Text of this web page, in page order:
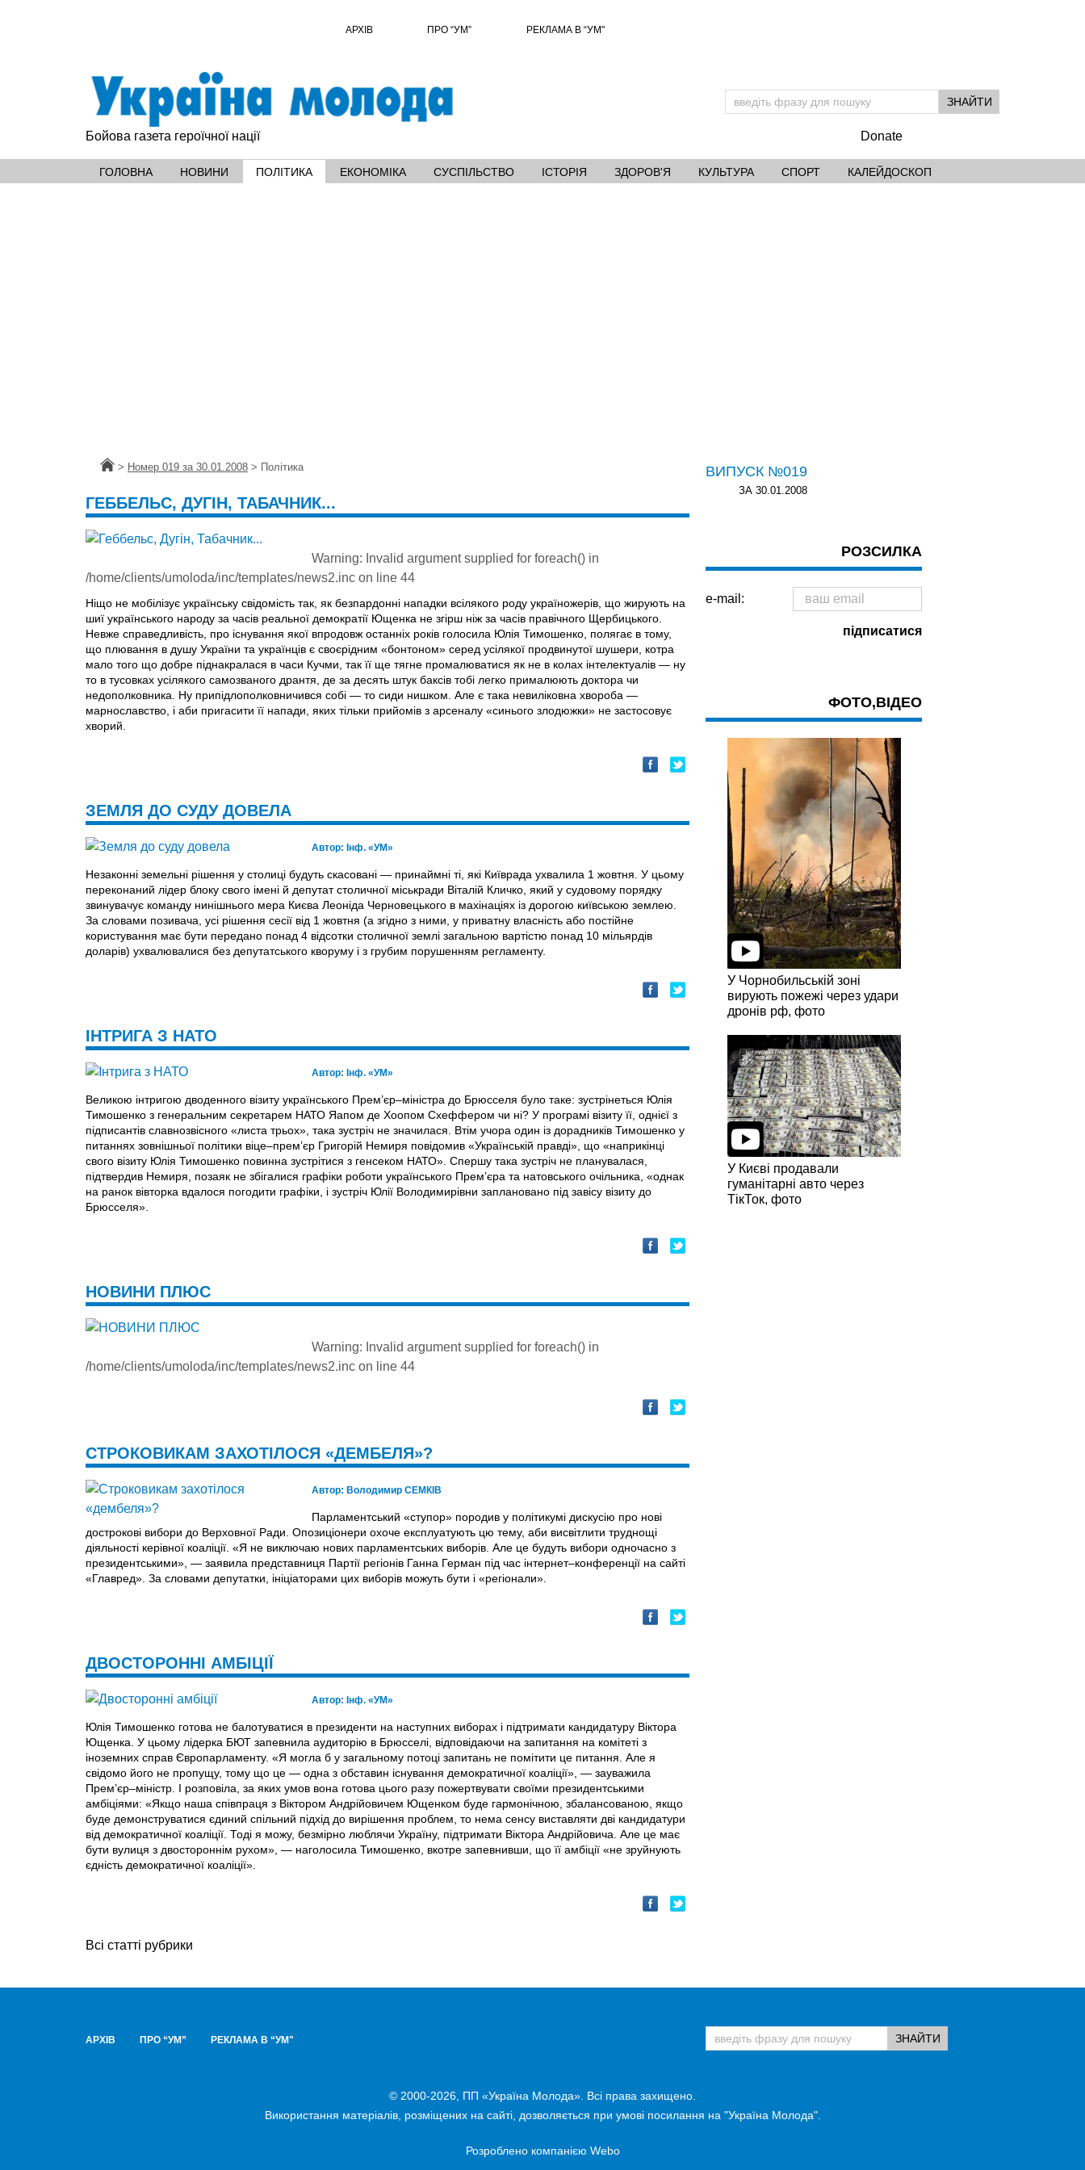
АРХІВ ПРО “УМ” РЕКЛАМА В “УМ"
Бойова газета героїчної нації Donate
ГОЛОВНА НОВИНИ ПОЛІТИКА ЕКОНОМІКА СУСПІЛЬСТВО ІСТОРІЯ ЗДОРОВ'Я КУЛЬТУРА СПОРТ КАЛЕЙДОСКОП
Головна
> Номер 019 за 30.01.2008 > Політика
ГЕББЕЛЬС, ДУГІН, ТАБАЧНИК...
Warning: Invalid argument supplied for foreach() in
/home/clients/umoloda/inc/templates/news2.inc on line 44
Ніщо не мобілізує українську свідомість так, як безпардонні нападки всілякого роду україножерів, що жирують на
шиї українського народу за часів реальної демократії Ющенка не згірш ніж за часів правічного Щербицького.
Невже справедливість, про існування якої впродовж останніх років голосила Юлія Тимошенко, полягає в тому,
що плювання в душу України та українців є своєрідним «бонтоном» серед усілякої продвинутої шушери, котра
мало того що добре піднакралася в часи Кучми, так її ще тягне промалюватися як не в колах інтелектуалів — ну
то в тусовках усілякого самозваного дрантя, де за десять штук баксів тобі легко прималюють доктора чи
недополковника. Ну припідлополковничився собі — то сиди нишком. Але є така невиліковна хвороба —
марнославство, і аби пригасити її напади, яких тільки прийомів з арсеналу «синього злодюжки» не застосовує
хворий.
ЗЕМЛЯ ДО СУДУ ДОВЕЛА
Автор: Інф. «УМ»
Незаконні земельні рішення у столиці будуть скасовані — принаймні ті, які Київрада ухвалила 1 жовтня. У цьому
переконаний лідер блоку свого імені й депутат столичної міськради Віталій Кличко, який у судовому порядку
звинувачує команду нинішнього мера Ки­єва Леоніда Черновецького в махінаціях із дорогою київською землею.
За словами позивача, усі рішення сесії від 1 жовтня (а згідно з ними, у приватну власність або постійне
користування має бути передано понад 4 відсотки столичної землі загальною вартістю понад 10 мільярдів
доларів) ухвалювалися без депутатського кворуму і з грубим порушенням регламенту.
ІНТРИГА З НАТО
Автор: Інф. «УМ»
Великою інтригою дводенного візиту українського Прем’єр–міністра до Брюсселя було таке: зустрінеться Юлія
Ти­мошенко з генеральним секретарем НАТО Яапом де Хоопом Схеффером чи ні? У програмі візиту її, однієї з
підписантів славнозвісного «листа трьох», така зустріч не значилася. Втім учора один із дорадників Тимошенко у
питаннях зовнішньої політики віце–прем’єр Григорій Немиря повідомив «Українській правді», що «наприкінці
свого візиту Юлія Тимошенко повинна зустрітися з генсеком НАТО». Спершу така зустріч не планувалася,
підтвердив Немиря, позаяк не збігалися графіки роботи українського Прем’єра та натовського очільника, «однак
на ранок вівторка вдалося погодити графіки, і зустріч Юлії Володимирівни заплановано під завісу візиту до
Брюсселя».
НОВИНИ ПЛЮС
Warning: Invalid argument supplied for foreach() in
/home/clients/umoloda/inc/templates/news2.inc on line 44
СТРОКОВИКАМ ЗАХОТІЛОСЯ «ДЕМБЕЛЯ»?
Автор: Володимир СЕМКІВ
Парламентський «ступор» породив у політикумі дискусію про нові
дострокові вибори до Верховної Ради. Опозиціонери охоче експлуатують цю тему, аби висвітлити труднощі
діяльності керівної коаліції. «Я не виключаю нових парламентських виборів. Але це будуть вибори одночасно з
президентськими», — заявила представниця Партії регіонів Ганна Герман під час інтернет–конференції на сайті
«Главред». За словами депутатки, ініціаторами цих виборів можуть бути і «регіонали».
ДВОСТОРОННІ АМБІЦІЇ
Автор: Інф. «УМ»
Юлія Тимошенко готова не балотуватися в президенти на наступних виборах і підтримати кандидатуру Віктора
Ющенка. У цьому лідерка БЮТ запевнила аудиторію в Брюсселі, відповідаючи на запитання на комітеті з
іноземних справ Європарламенту. «Я могла б у загальному потоці запитань не помітити це питання. Але я
свідомо його не пропущу, тому що це — одна з обставин існування демократичної коаліції», — зауважила
Прем’єр–міністр. І розповіла, за яких умов вона готова цього разу пожертвувати своїми президентськими
амбіціями: «Якщо наша співпраця з Віктором Андрійовичем Ющенком буде гармонічною, збалансованою, якщо
буде демонструватися єдиний спільний підхід до вирішення проблем, то нема сенсу виставляти дві кандидатури
від демократичної коаліції. Тоді я можу, безмірно люблячи Україну, підтримати Віктора Андрійовича. Але це має
бути вулиця з двостороннім рухом», — наголосила Тимошенко, вкотре запевнивши, що її амбіції «не зруйнують
єдність демократичної коаліції».
Всі статті рубрики
ВИПУСК №019
ЗА 30.01.2008
РОЗСИЛКА
e-mail:
ФОТО,ВІДЕО
У Чорнобильській зоні
вирують пожежі через удари
дронів рф, фото
У Києві продавали
гуманітарні авто через
ТікТок, фото
АРХІВ ПРО “УМ” РЕКЛАМА В “УМ"
© 2000-2026, ПП «Україна Молода». Всі права захищено.
Використання матеріалів, розміщених на сайті, дозволяється при умові посилання на "Україна Молода".
Розроблено компанією Webo